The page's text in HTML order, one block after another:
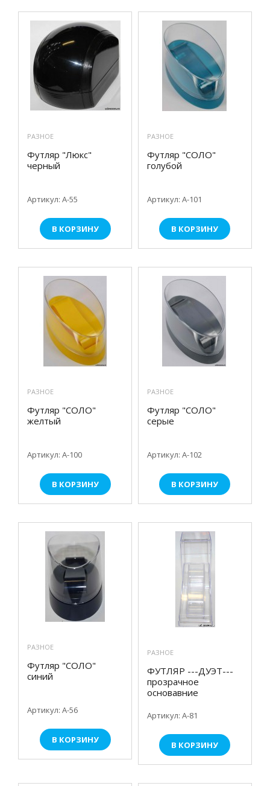
РАЗНОЕ
Футляр "Люкс"
черный
Артикул: А-55
В КОРЗИНУ
РАЗНОЕ
Футляр "СОЛО"
голубой
Артикул: А-101
В КОРЗИНУ
РАЗНОЕ
Футляр "СОЛО"
желтый
Артикул: А-100
В КОРЗИНУ
РАЗНОЕ
Футляр "СОЛО"
серые
Артикул: А-102
В КОРЗИНУ
РАЗНОЕ
Футляр "СОЛО"
синий
Артикул: А-56
В КОРЗИНУ
РАЗНОЕ
ФУТЛЯР ---ДУЭТ---
прозрачное
основавние
Артикул: А-81
В КОРЗИНУ